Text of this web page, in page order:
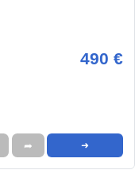
490 €
➦ ➜